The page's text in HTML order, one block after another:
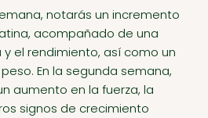
notarás un incremento
acompañado de una
el rendimiento, así como un
En la segunda semana,
aumento en la fuerza, la
signos de crecimiento